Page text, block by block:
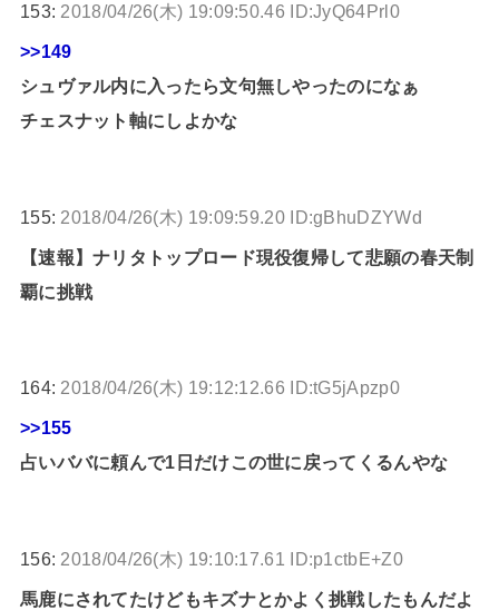
153: 2018/04/26(木) 19:09:50.46 ID:JyQ64Prl0
>>149
シュヴァル内に入ったら文句無しやったのになぁ
チェスナット軸にしよかな
155: 2018/04/26(木) 19:09:59.20 ID:gBhuDZYWd
【速報】ナリタトップロード現役復帰して悲願の春天制
覇に挑戦
164: 2018/04/26(木) 19:12:12.66 ID:tG5jApzp0
>>155
占いババに頼んで1日だけこの世に戻ってくるんやな
156: 2018/04/26(木) 19:10:17.61 ID:p1ctbE+Z0
馬鹿にされてたけどもキズナとかよく挑戦したもんだよ